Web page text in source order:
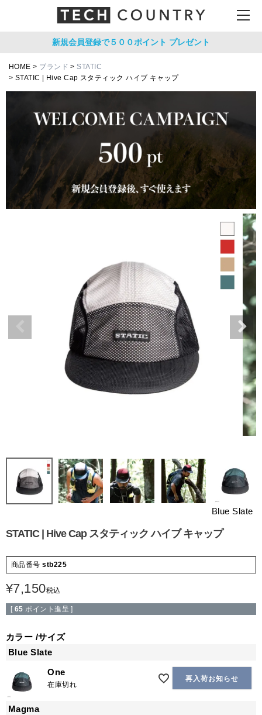
新規会員登録で５００ポイント プレゼント
HOME ブランド
STATIC
STATIC | Hive Cap スタティック ハイブ キャップ
Blue Slate
STATIC | Hive Cap スタティック ハイブ キャップ
商品番号 stb225
¥7,150税込
[ 65 ポイント進呈 ]
カラー サイズ
Blue Slate
One
在庫切れ
再入荷お知らせ
Magma